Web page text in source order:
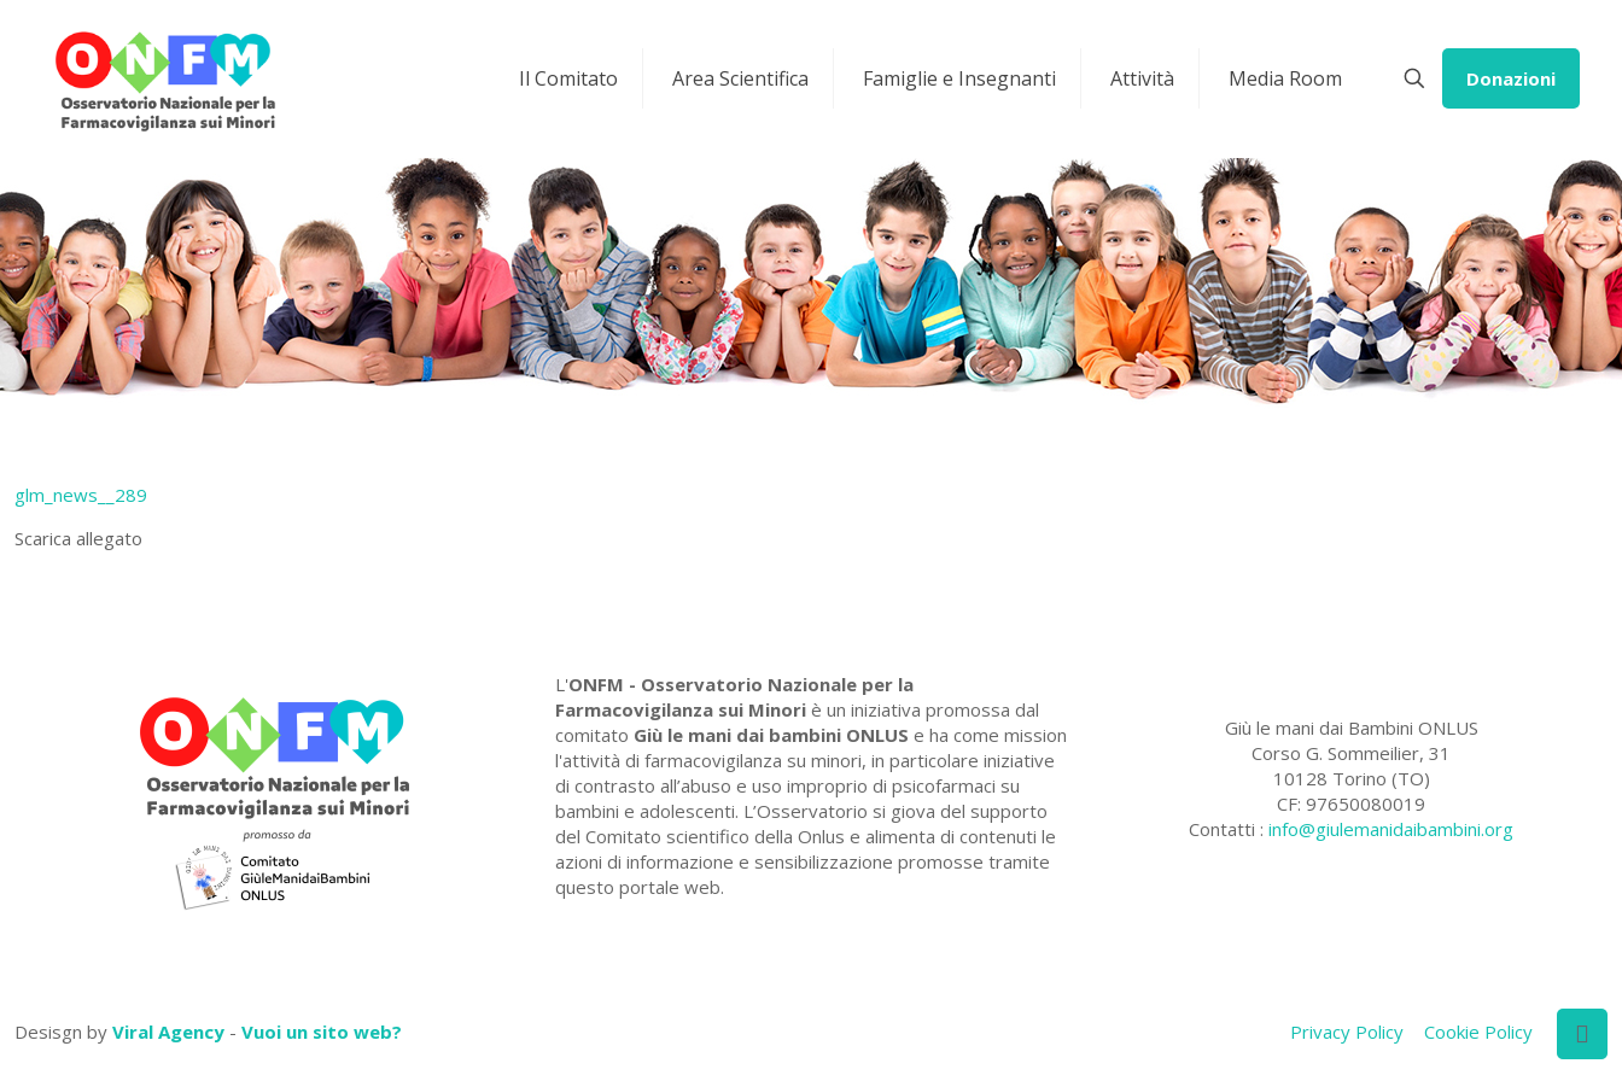
Il Comitato Area Scientifica Famiglie e Insegnanti Attività Media Room Donazioni
glm_news__289
Scarica allegato
L'ONFM - Osservatorio Nazionale per la
Farmacovigilanza sui Minori è un iniziativa promossa dal
comitato Giù le mani dai bambini ONLUS e ha come mission
l'attività di farmacovigilanza su minori, in particolare iniziative
di contrasto all’abuso e uso improprio di psicofarmaci su
bambini e adolescenti. L’Osservatorio si giova del supporto
del Comitato scientifico della Onlus e alimenta di contenuti le
azioni di informazione e sensibilizzazione promosse tramite
questo portale web.
Giù le mani dai Bambini ONLUS
Corso G. Sommeilier, 31
10128 Torino (TO)
CF: 97650080019
Contatti :info@giulemanidaibambini.org
Desisgn by Viral Agency - Vuoi un sito web? Privacy Policy Cookie Policy